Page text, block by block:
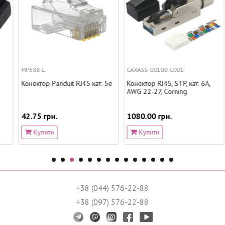
MP588-L
Конектор Panduit RJ45 кат. 5е
42.75 грн.
Купити
CAXASS-00100-C001
Конектор RJ45, STP, кат. 6А,
AWG 22-27, Corning
1080.00 грн.
Купити
+38 (044) 576-22-88
+38 (097) 576-22-88